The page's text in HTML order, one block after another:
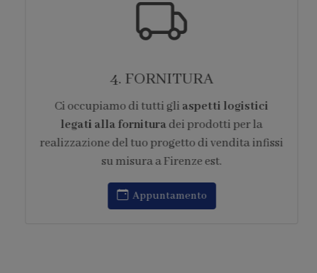
4. FORNITURA
Ci occupiamo di tutti gliaspetti logistici
legati alla fornituradei prodotti per la
realizzazione del tuo progetto di vendita infissi
su misura a Firenze est.
Appuntamento